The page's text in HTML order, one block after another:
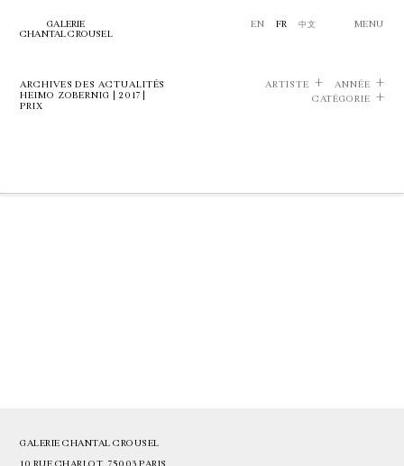
GALERIE
CHANTAL CROUSEL
EN FR 中文 MENU
ARCHIVES DES ACTUALITÉS
HEIMO ZOBERNIG | 2017 |
PRIX
ARTISTE
ANNÉE
CATÉGORIE
GALERIE CHANTAL CROUSEL